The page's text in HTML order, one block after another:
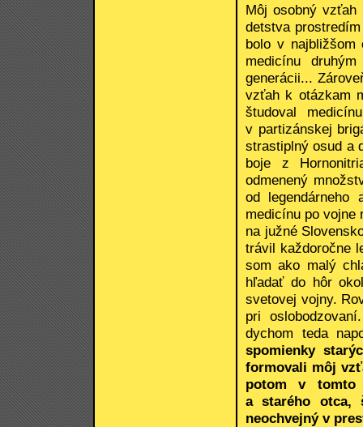
Môj osobný
detstva
bolo v najbližšom
medicínu
generácii...
vzťah k otázkam
študoval
v partizánskej
strastiplný osud a
boje z
odmenený
od legendárneho
medicínu po
na južné
trávil každoročne
som ako malý
hľadať do hôr
svetovej vojny.
pri
dychom teda
spomienky
formovali môj
potom v tomto
a starého otca,
neochvejný v